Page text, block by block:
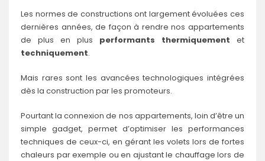
Les normes de constructions ont largement évoluées ces
dernières années, de façon à rendre nos appartements
de plus en plus performants thermiquement et
techniquement.
Mais rares sont les avancées technologiques intégrées
dès la construction par les promoteurs.
Pourtant la connexion de nos appartements, loin d’être un
simple gadget, permet d’optimiser les performances
techniques de ceux-ci, en gérant les volets lors de fortes
chaleurs par exemple ou en ajustant le chauffage lors de